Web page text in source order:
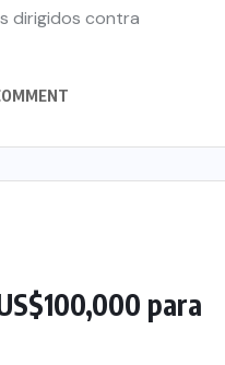
dirigidos contra
para